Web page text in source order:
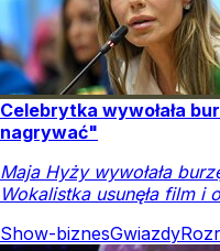
Obserwuj
Dodaj jako
SKOMENTUJ 20
oskarżenia piosenkarki